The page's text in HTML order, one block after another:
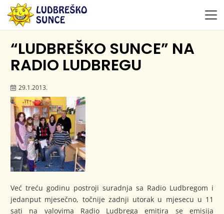
“LUDBREŠKO SUNCE” NA
RADIO LUDBREGU
29.1.2013.
Već treću godinu postroji suradnja sa Radio Ludbregom i
jedanput mjesečno, točnije zadnji utorak u mjesecu u 11
sati na valovima Radio Ludbrega emitira se emisija